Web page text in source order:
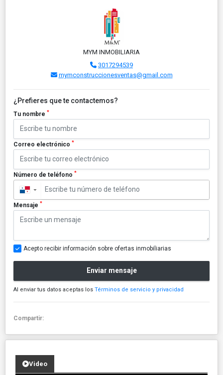
MYM INMOBILIARIA
3017294539
mymconstruccionesventas@gmail.com
¿Prefieres que te contactemos?
Tu nombre *
Correo electrónico *
Número de teléfono *
▼
Mensaje *
Acepto recibir información sobre ofertas inmobiliarias
Enviar mensaje
Al enviar tus datos aceptas los Términos de servicio y privacidad
Compartir:
Video